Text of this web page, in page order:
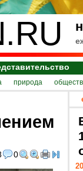
природа
0